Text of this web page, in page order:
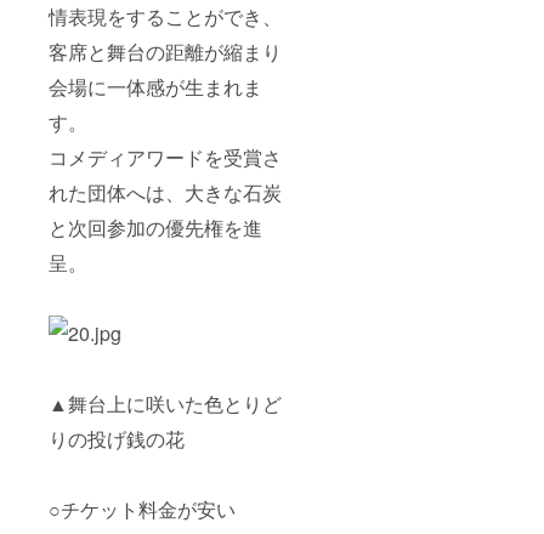
情表現をすることができ、
客席と舞台の距離が縮まり
会場に一体感が生まれま
す。
コメディアワードを受賞さ
れた団体へは、大きな石炭
と次回参加の優先権を進
呈。
▲舞台上に咲いた色とりど
りの投げ銭の花
○チケット料金が安い